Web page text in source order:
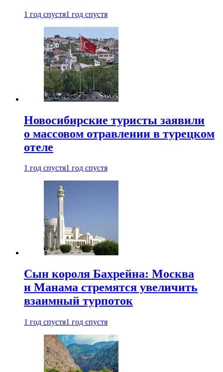
1 год спустя1 год спустя
Новосибирские туристы заявили
о массовом отравлении в турецком
отеле
1 год спустя1 год спустя
Сын короля Бахрейна: Москва
и Манама стремятся увеличить
взаимный турпоток
1 год спустя1 год спустя